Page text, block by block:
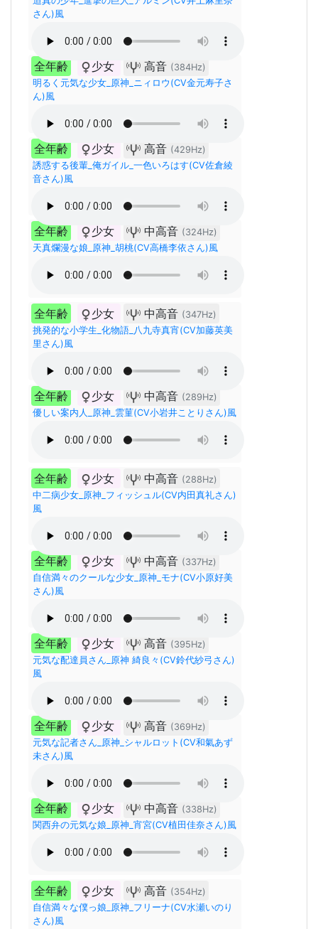
さん)風
全年齢 少女 高音 (384Hz)
明るく元気な少女_原神_ニィロウ(CV金元寿子さ
ん)風
全年齢 少女 高音 (429Hz)
誘惑する後輩_俺ガイル_一色いろはす(CV佐倉綾
音さん)風
全年齢 少女 中高音 (324Hz)
天真爛漫な娘_原神_胡桃(CV高橋李依さん)風
全年齢 少女 中高音 (347Hz)
挑発的な小学生_化物語_八九寺真宵(CV加藤英美
里さん)風
全年齢 少女 中高音 (289Hz)
優しい案内人_原神_雲菫(CV小岩井ことりさん)風
全年齢 少女 中高音 (288Hz)
中二病少女_原神_フィッシュル(CV内田真礼さん)
風
全年齢 少女 中高音 (337Hz)
自信満々のクールな少女_原神_モナ(CV小原好美
さん)風
全年齢 少女 高音 (395Hz)
元気な配達員さん_原神 綺良々(CV鈴代紗弓さん)
風
全年齢 少女 高音 (369Hz)
元気な記者さん_原神_シャルロット(CV和氣あず
未さん)風
全年齢 少女 中高音 (338Hz)
関西弁の元気な娘_原神_宵宮(CV植田佳奈さん)風
全年齢 少女 高音 (354Hz)
自信満々な僕っ娘_原神_フリーナ(CV水瀬いのり
さん)風